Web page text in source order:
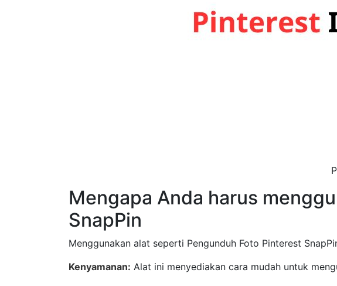
Mengapa Anda harus
SnapPin
Menggunakan alat seperti Pengunduh Foto Pinterest
Kenyamanan: Alat ini menyediakan cara mudah untuk